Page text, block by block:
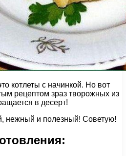
котлеты с начинкой. Но вот
рецептом зраз творожных из
в десерт!
нежный и полезный! Советую!